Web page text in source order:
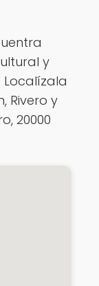
y
Rivero y
20000